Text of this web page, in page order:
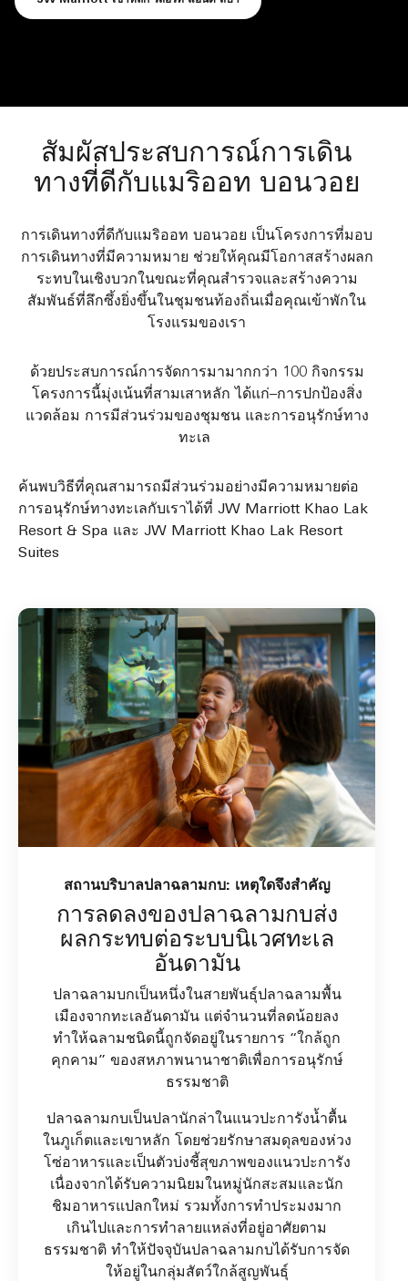
สัมผัสประสบการณ์การเดิน
ทางที่ดีกับแมริออท บอนวอย
การเดินทางที่ดีกับแมริออท บอนวอย เป็นโครงการที่มอบ
การเดินทางที่มีความหมาย ช่วยให้คุณมีโอกาสสร้างผลก
ระทบในเชิงบวกในขณะที่คุณสำรวจและสร้างความ
สัมพันธ์ที่ลึกซึ้งยิ่งขึ้นในชุมชนท้องถิ่นเมื่อคุณเข้าพักใน
โรงแรมของเรา
ด้วยประสบการณ์การจัดการมามากกว่า 100 กิจกรรม
โครงการนี้มุ่งเน้นที่สามเสาหลัก ได้แก่–การปกป้องสิ่ง
แวดล้อม การมีส่วนร่วมของชุมชน และการอนุรักษ์ทาง
ทะเล
ค้นพบวิธีที่คุณสามารถมีส่วนร่วมอย่างมีความหมายต่อ
การอนุรักษ์ทางทะเลกับเราได้ที่ JW Marriott Khao Lak
Resort & Spa และ JW Marriott Khao Lak Resort
Suites
สถานบริบาลปลาฉลามกบ: เหตุใดจึงสำคัญ
การลดลงของปลาฉลามกบส่ง
ผลกระทบต่อระบบนิเวศทะเล
อันดามัน
ปลาฉลามบกเป็นหนึ่งในสายพันธุ์ปลาฉลามพื้น
เมืองจากทะเลอันดามัน แต่จำนวนที่ลดน้อยลง
ทำให้ฉลามชนิดนี้ถูกจัดอยู่ในรายการ “ใกล้ถูก
คุกคาม” ของสหภาพนานาชาติเพื่อการอนุรักษ์
ธรรมชาติ
ปลาฉลามกบเป็นปลานักล่าในแนวปะการังน้ำตื้น
ในภูเก็ตและเขาหลัก โดยช่วยรักษาสมดุลของห่วง
โซ่อาหารและเป็นตัวบ่งชี้สุขภาพของแนวปะการัง
เนื่องจากได้รับความนิยมในหมู่นักสะสมและนัก
ชิมอาหารแปลกใหม่ รวมทั้งการทำประมงมาก
เกินไปและการทำลายแหล่งที่อยู่อาศัยตาม
ธรรมชาติ ทำให้ปัจจุบันปลาฉลามกบได้รับการจัด
ให้อยู่ในกลุ่มสัตว์ใกล้สูญพันธุ์